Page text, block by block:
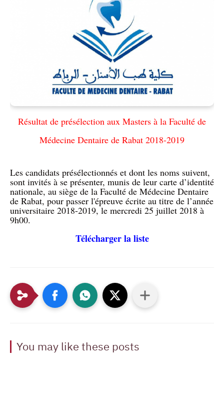
Résultat de présélection aux Masters à la Faculté de
Médecine Dentaire de Rabat 2018-2019
Les candidats présélectionnés et dont les noms suivent,
sont invités à se présenter, munis de leur carte d’identité
nationale, au siège de la Faculté de Médecine Dentaire
de Rabat, pour passer l'épreuve écrite au titre de l’année
universitaire 2018-2019, le mercredi 25 juillet 2018 à
9h00.
Télécharger la liste
You may like these posts